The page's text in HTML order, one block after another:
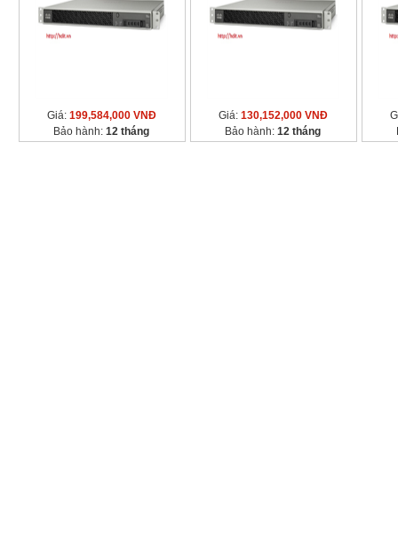
Giá: 199,584,000 VNĐ
Bảo hành:12 tháng
Giá: 130,152,000 VNĐ
Bảo hành:12 tháng